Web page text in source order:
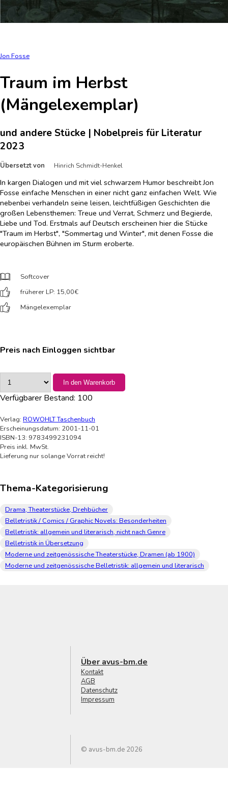
Jon Fosse
Traum im Herbst
(Mängelexemplar)
und andere Stücke | Nobelpreis für Literatur
2023
Übersetzt von Hinrich Schmidt-Henkel
In kargen Dialogen und mit viel schwarzem Humor beschreibt Jon
Fosse einfache Menschen in einer nicht ganz einfachen Welt. Wie
nebenbei verhandeln seine leisen, leichtfüßigen Geschichten die
großen Lebensthemen: Treue und Verrat, Schmerz und Begierde,
Liebe und Tod. Erstmals auf Deutsch erscheinen hier die Stücke
"Traum im Herbst", "Sommertag und Winter", mit denen Fosse die
europäischen Bühnen im Sturm eroberte.
Softcover
früherer LP: 15,00€
Mängelexemplar
Preis nach Einloggen sichtbar
In den Warenkorb
Verfügbarer Bestand: 100
Verlag: ROWOHLT Taschenbuch
Erscheinungsdatum: 2001-11-01
ISBN-13: 9783499231094
Preis inkl. MwSt.
Lieferung nur solange Vorrat reicht!
Thema-Kategorisierung
Drama, Theaterstücke, Drehbücher
Belletristik / Comics / Graphic Novels: Besonderheiten
Belletristik: allgemein und literarisch, nicht nach Genre
Belletristik in Übersetzung
Moderne und zeitgenössische Theaterstücke, Dramen (ab 1900)
Moderne und zeitgenössische Belletristik: allgemein und literarisch
Über avus-bm.de
Kontakt
AGB
Datenschutz
Impressum
© avus-bm.de 2026